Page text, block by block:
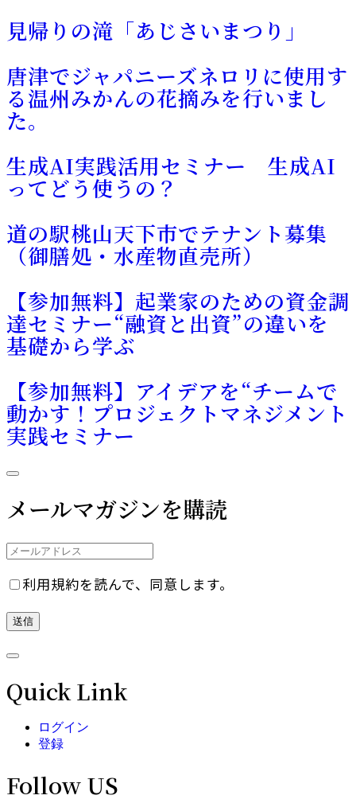
見帰りの滝「あじさいまつり」
唐津でジャパニーズネロリに使用す
る温州みかんの花摘みを行いまし
た。
生成AI実践活用セミナー 生成AI
ってどう使うの？
道の駅桃山天下市でテナント募集
（御膳処・水産物直売所）
【参加無料】起業家のための資金調
達セミナー“融資と出資”の違いを
基礎から学ぶ
【参加無料】アイデアを“チームで
動かす！プロジェクトマネジメント
実践セミナー
メールマガジンを購読
利用規約を読んで、同意します。
Quick Link
ログイン
登録
Follow US